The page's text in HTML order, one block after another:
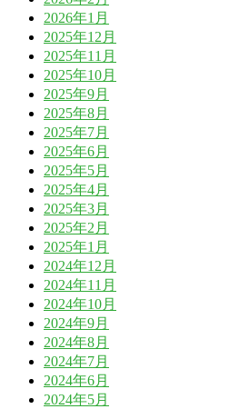
2026年1月
2025年12月
2025年11月
2025年10月
2025年9月
2025年8月
2025年7月
2025年6月
2025年5月
2025年4月
2025年3月
2025年2月
2025年1月
2024年12月
2024年11月
2024年10月
2024年9月
2024年8月
2024年7月
2024年6月
2024年5月